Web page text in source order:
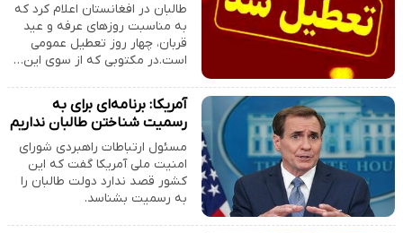
طالبان در افغانستان اعلام کرد که
به مناسبت روزهای عرفه و عید
قربان، چهار روز تعطیل عمومی
است.در مکتوبی که از سوی این…
آمریکا: برنامه‌ای برای به
رسمیت شناختن طالبان نداریم
مسئول ارتباطات راهبردی شورای
امنیت ملی آمریکا گفت که این
کشور قصد ندارد دولت طالبان را
به رسمیت بشناسد.